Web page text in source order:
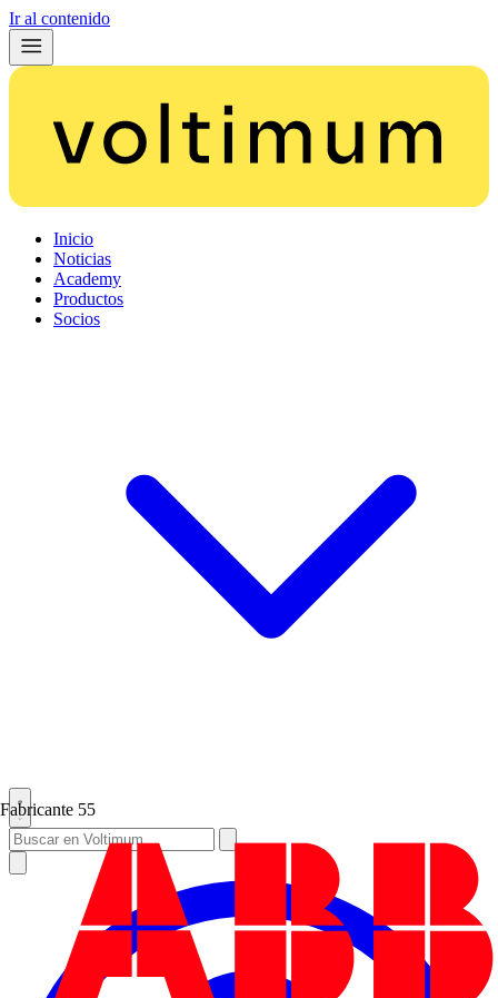
Ir al contenido
Inicio
Noticias
Academy
Productos
Socios
Fabricante 55